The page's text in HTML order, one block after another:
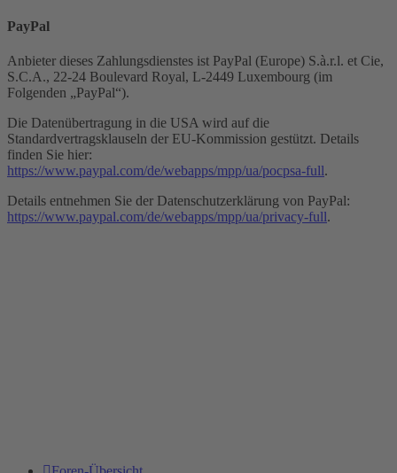
PayPal
Anbieter dieses Zahlungsdienstes ist PayPal (Europe) S.à.r.l. et Cie,
S.C.A., 22-24 Boulevard Royal, L-2449 Luxembourg (im
Folgenden „PayPal“).
Die Datenübertragung in die USA wird auf die
Standardvertragsklauseln der EU-Kommission gestützt. Details
finden Sie hier:
https://www.paypal.com/de/webapps/mpp/ua/pocpsa-full.
Details entnehmen Sie der Datenschutzerklärung von PayPal:
https://www.paypal.com/de/webapps/mpp/ua/privacy-full.